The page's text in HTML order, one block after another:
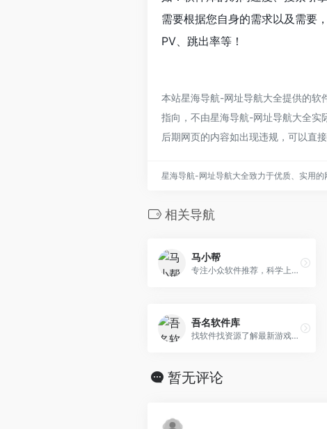
需要根据您自身的需求以及需要
PV、跳出率等！
本站星海导航-网址导航大全提供的软
指向，不由星海导航-网址导航大全
后期网页的内容如出现违规，可以直
星海导航-网址导航大全致力于优质、实用的
相关导航
马小帮
专注小众软件推荐，科学上网经验分享，这里有各种电脑手机使用技巧，以及好玩有用的互联网经验！
吾名软件库
找软件找资源了解最新游戏资讯，就上吾名软件库，吾名爱生活，爱网络，爱分享优惠券活动，专注活动，线报，赚客吧，教程分享，免费游戏，还有电脑技巧以及其他日常信息、游戏资讯 等，总之就是网络那些事。
暂无评论